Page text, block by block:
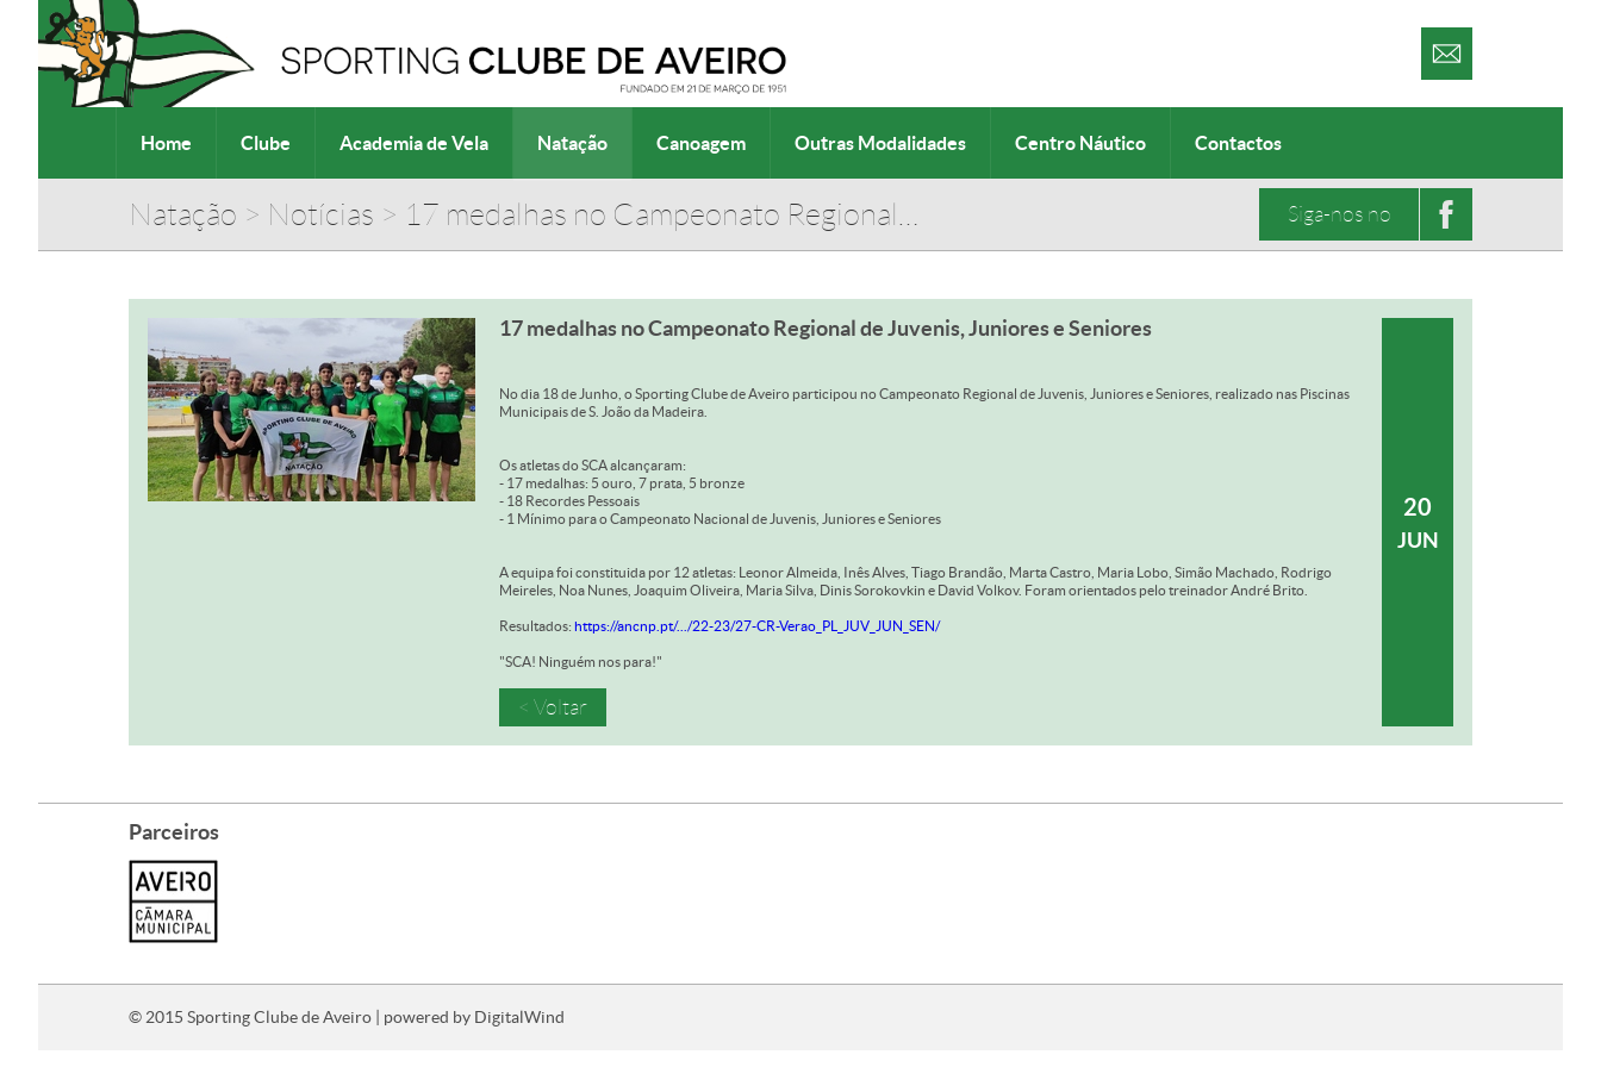
Home Clube Academia de Vela Natação Canoagem Outras Modalidades Centro Náutico Contactos
Natação > Notícias > 17 medalhas no Campeonato Regional… Siga-nos no
17 medalhas no Campeonato Regional de Juvenis, Juniores e Seniores
No dia 18 de Junho, o Sporting Clube de Aveiro participou no Campeonato Regional de Juvenis, Juniores e Seniores, realizado nas Piscinas
Municipais de S. João da Madeira.
Os atletas do SCA alcançaram:
- 17 medalhas: 5 ouro, 7 prata, 5 bronze
- 18 Recordes Pessoais
- 1 Mínimo para o Campeonato Nacional de Juvenis, Juniores e Seniores
A equipa foi constituida por 12 atletas: Leonor Almeida, Inês Alves, Tiago Brandão, Marta Castro, Maria Lobo, Simão Machado, Rodrigo
Meireles, Noa Nunes, Joaquim Oliveira, Maria Silva, Dinis Sorokovkin e David Volkov. Foram orientados pelo treinador André Brito.
Resultados: https://ancnp.pt/.../22-23/27-CR-Verao_PL_JUV_JUN_SEN/
"SCA! Ninguém nos para!"
20
JUN
< Voltar
Parceiros
© 2015 Sporting Clube de Aveiro | powered by DigitalWind